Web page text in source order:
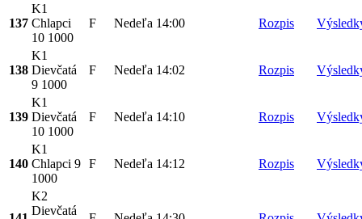
137
K1
Chlapci
10 1000
F Nedeľa 14:00 Rozpis
138
K1
Dievčatá
9 1000
F Nedeľa 14:02 Rozpis
139
K1
Dievčatá
10 1000
F Nedeľa 14:10 Rozpis
140
K1
Chlapci 9
1000
F Nedeľa 14:12 Rozpis
K2
Dievčatá